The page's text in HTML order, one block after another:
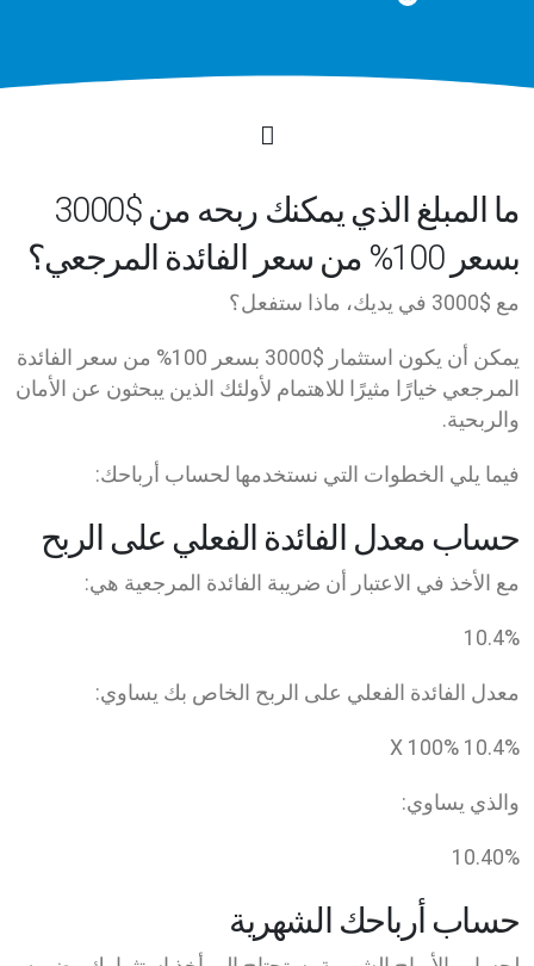
ما المبلغ الذي يمكنك ربحه من $3000
بسعر 100% من سعر الفائدة المرجعي؟
مع $3000 في يديك، ماذا ستفعل؟
يمكن أن يكون استثمار $3000 بسعر 100% من سعر الفائدة
المرجعي خيارًا مثيرًا للاهتمام لأولئك الذين يبحثون عن الأمان
والربحية.
فيما يلي الخطوات التي نستخدمها لحساب أرباحك:
حساب معدل الفائدة الفعلي على الربح
مع الأخذ في الاعتبار أن ضريبة الفائدة المرجعية هي:
10.4%
معدل الفائدة الفعلي على الربح الخاص بك يساوي:
10.4% X
100%
والذي يساوي:
10.40%
حساب أرباحك الشهرية